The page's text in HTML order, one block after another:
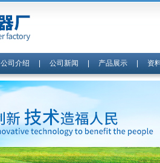
公司介绍 公司新闻 产品展示| 资